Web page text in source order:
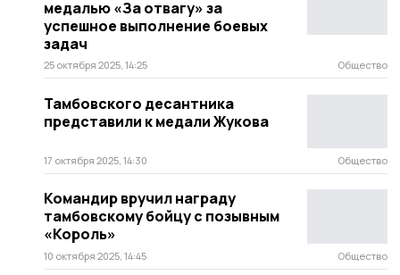
медалью «За отвагу» за
успешное выполнение боевых
задач
25 октября 2025, 14:25 Общество
Тамбовского десантника
представили к медали Жукова
17 октября 2025, 14:30 Общество
Командир вручил награду
тамбовскому бойцу с позывным
«Король»
10 октября 2025, 14:45 Общество